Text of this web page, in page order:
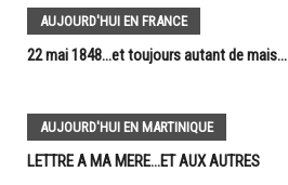
AUJOURD'HUI EN FRANCE
22 mai 1848...et toujours autant de mais...
AUJOURD'HUI EN MARTINIQUE
LETTRE A MA MERE...ET AUX AUTRES